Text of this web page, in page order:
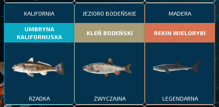
KALIFORNIA
UMBRYNA
KALIFORNIJSKA
RZADKA
JEZIORO BODEŃSKIE
KLEŃ BODEŃSKI
ZWYCZAJNA
MADERA
REKIN WIELORYBI
LEGENDARNA